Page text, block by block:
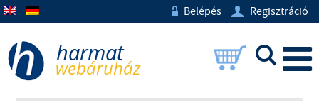
w Belépés U Regisztráció
L